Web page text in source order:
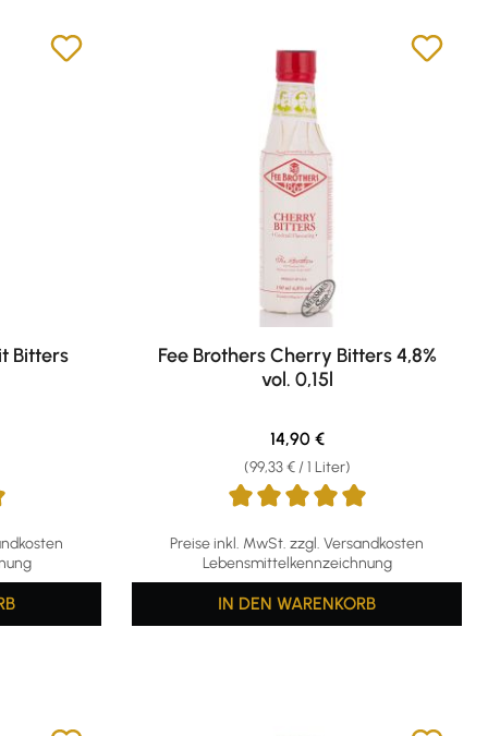
Bitters
Fee Brothers Cherry Bitters 4,8%
vol. 0,15l
Preise inkl. MwSt. zzgl. Versandkosten
Lebensmittelkennzeichnung
(99,33 € / 1 Liter)
Regulärer Preis:
14,90 €
IN DEN WARENKORB